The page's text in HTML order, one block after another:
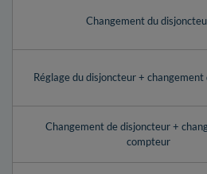
Changement du
Réglage du disjoncteur +
Changement de disjoncteur +
compteur